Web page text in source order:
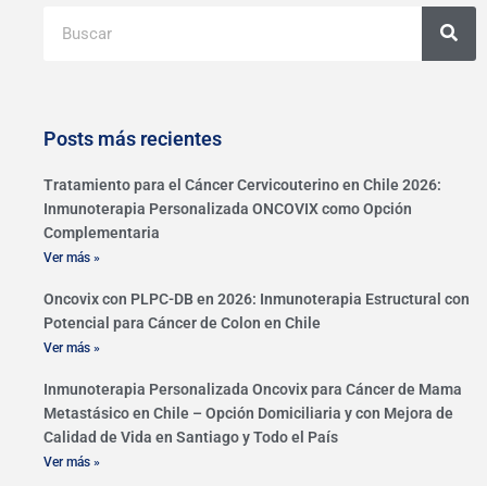
Posts más recientes
Tratamiento para el Cáncer Cervicouterino en Chile 2026:
Inmunoterapia Personalizada ONCOVIX como Opción
Complementaria
Ver más »
Oncovix con PLPC-DB en 2026: Inmunoterapia Estructural con
Potencial para Cáncer de Colon en Chile
Ver más »
Inmunoterapia Personalizada Oncovix para Cáncer de Mama
Metastásico en Chile – Opción Domiciliaria y con Mejora de
Calidad de Vida en Santiago y Todo el País
Ver más »